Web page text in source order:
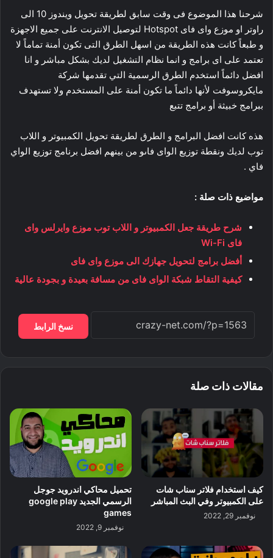
شرحنا هذا الموضوع فى وقت سابق لطريقة تحويل ويندوز 10 الى
راوتر او موزع واى فاى Hotspot لتوصيل الانترنت على جميع الاجهزة
و طبعاً كانت هذه الطريقة من اسهل الطرق التى تكون أمنة تماماً لا
تعتمد على اى برامج و انما نظام التشغيل لديك بشكل مباشر و انا
افضل دائماً استخدم الطرق الرسمية التي تقدمها شركة
مايكروسوفت لأنها دائماً ما تكون أمنة على المستخدم ولا تستهدف
ببرامج خبيثة أو برامج تتبع
هذه كانت افضل البرامج و الطرق لطريقة تحويل الكمبيوتر و اللاب
توب لديك ونقطة توزيع الواى فاىو من بينهم افضل برنامج توزيع الواي
فاي .
مواضيع ذات صلة :
شرح طريقة جعل الكمبيوتر و اللاب توب موزع وايرلس واى
فاى Wi-Fi
أفضل برامج لتحويل جهازك الى موزع واى فاى
كيفية التقاط شبكة الواى فاى من مسافة بعيدة و بجودة عالية
نسخ الرابط
مقالات ذات صلة
كيف استخدام فلاتر سناب شات
على الكمبيوتر وفي البث المباشر
نوفمبر 29, 2022
تحميل محاكي اندرويد جوجل
الرسمي الجديد google play
games
نوفمبر 9, 2022